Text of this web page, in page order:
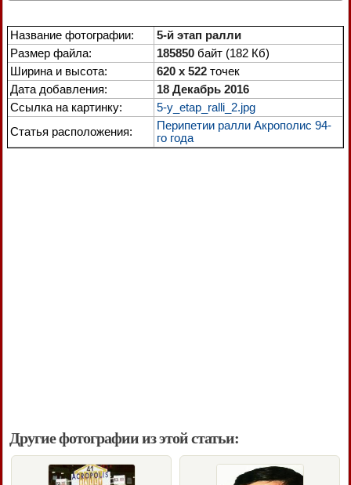
Название фотографии:
5-й этап ралли
Размер файла:
185850 байт (182 Кб)
Ширина и высота:
620 x 522 точек
Дата добавления:
18 Декабрь 2016
Ссылка на картинку:
5-y_etap_ralli_2.jpg
Статья расположения:
Перипетии ралли Акрополис 94-
го года
Другие фотографии из этой статьи: